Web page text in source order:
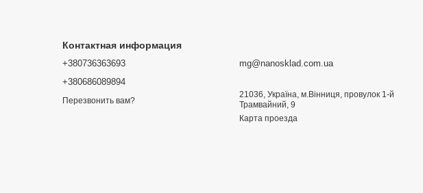
Контактная информация
+380736363693
+380686089894
Перезвонить вам?
mg@nanosklad.com.ua
21036, Україна, м.Вінниця, провулок 1-й
Трамвайний, 9
Карта проезда